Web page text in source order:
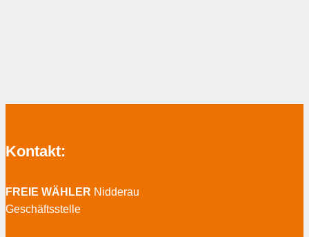
Kontakt:
FREIE WÄHLER Nidderau
Geschäftsstelle